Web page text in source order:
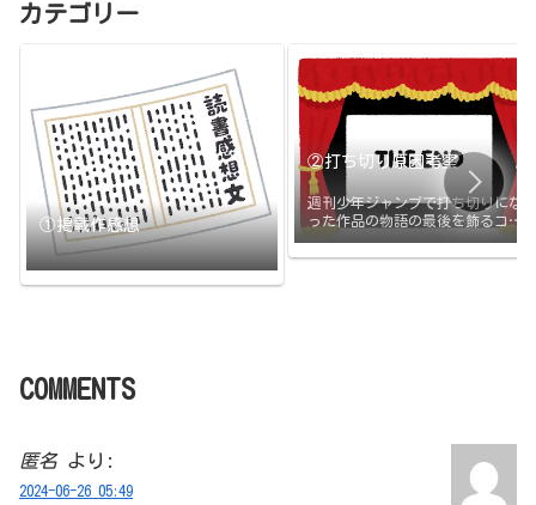
カテゴリー
①掲載作感想
②打ち切り原因考察
週刊少年ジャンプで打ち切りにな
った作品の物語の最後を飾るコマ
打ち切られたその日に更新
COMMENTS
匿名 より:
2024-06-26 05:49